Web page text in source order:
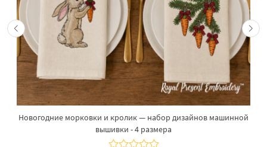
Новогодние морковки и кролик — набор дизайнов машинной
вышивки - 4 размера